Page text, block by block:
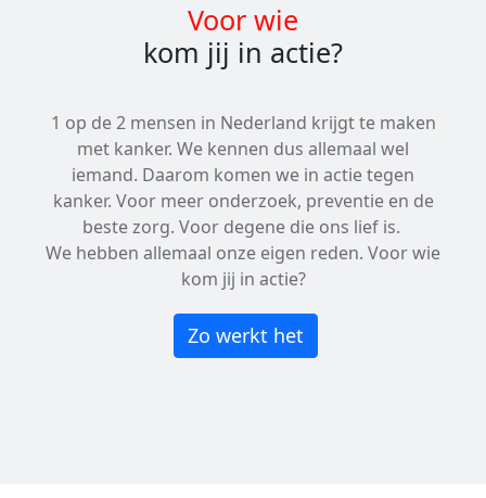
Voor wie
kom jij in actie?
1 op de 2 mensen in Nederland krijgt te maken
met kanker. We kennen dus allemaal wel
iemand. Daarom komen we in actie tegen
kanker. Voor meer onderzoek, preventie en de
beste zorg. Voor degene die ons lief is.
We hebben allemaal onze eigen reden. Voor wie
kom jij in actie?
Zo werkt het